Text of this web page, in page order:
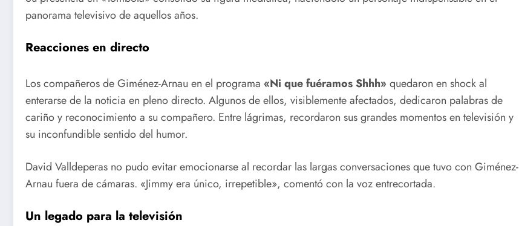
panorama televisivo de aquellos años.
Reacciones en directo
Los compañeros de Giménez-Arnau en el programa «Ni que fuéramos Shhh» quedaron en shock al
enterarse de la noticia en pleno directo. Algunos de ellos, visiblemente afectados, dedicaron palabras de
cariño y reconocimiento a su compañero. Entre lágrimas, recordaron sus grandes momentos en televisión y
su inconfundible sentido del humor.
David Valldeperas no pudo evitar emocionarse al recordar las largas conversaciones que tuvo con Giménez-
Arnau fuera de cámaras. «Jimmy era único, irrepetible», comentó con la voz entrecortada.
Un legado para la televisión